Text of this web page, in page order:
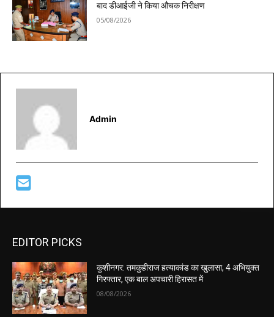
बाद डीआईजी ने किया औचक निरीक्षण
05/08/2026
Admin
EDITOR PICKS
कुशीनगर: तमकुहीराज हत्याकांड का खुलासा, 4 अभियुक्त
गिरफ्तार, एक बाल अपचारी हिरासत में
08/08/2026